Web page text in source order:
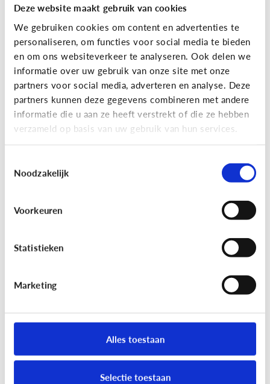
Deze website maakt gebruik van cookies
We gebruiken cookies om content en advertenties te
personaliseren, om functies voor social media te bieden
en om ons websiteverkeer te analyseren. Ook delen we
informatie over uw gebruik van onze site met onze
partners voor social media, adverteren en analyse. Deze
partners kunnen deze gegevens combineren met andere
informatie die u aan ze heeft verstrekt of die ze hebben
verzameld op basis van uw gebruik van hun services.
Noodzakelijk
Voorkeuren
Statistieken
Marketing
Alles toestaan
Selectie toestaan
Reclame
[Game] Game jezelf reclamewijs
reclamegames speelt?